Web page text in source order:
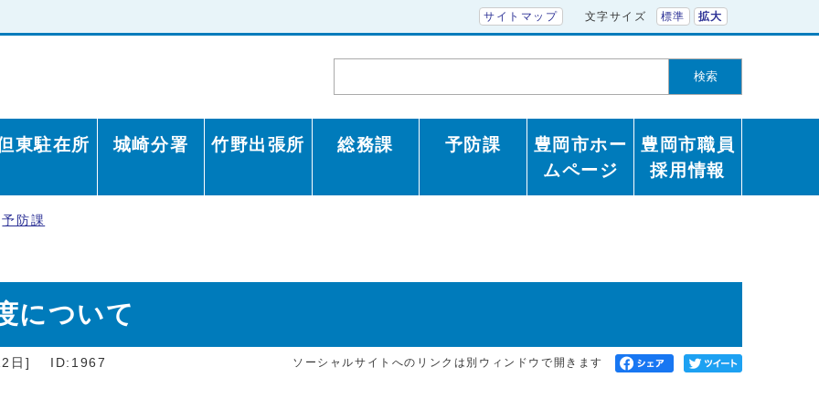
サイトマップ 文字サイズ 標準 拡大
検索
東駐在所 城崎分署 竹野出張所 総務課 予防課
豊岡市ホー
ムページ
豊岡市職員
採用情報
予防課
について
日] ID:1967 ソーシャルサイトへのリンクは別ウィンドウで開きます